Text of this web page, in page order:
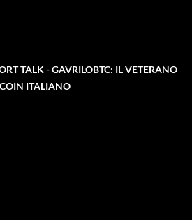
TALK - GAVRILOBTC: IL VETERANO
ITALIANO